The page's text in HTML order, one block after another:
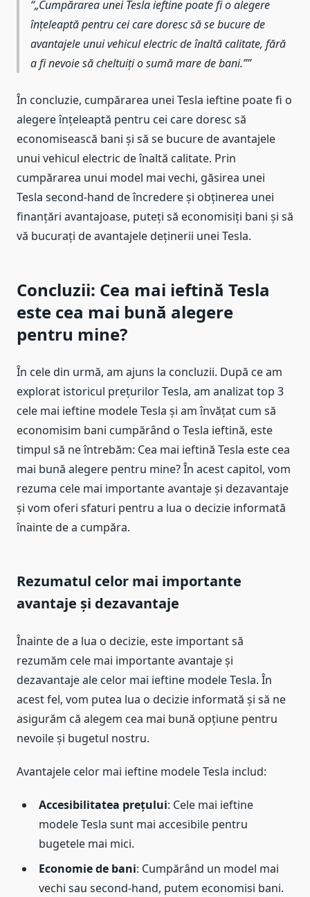
„Cumpărarea unei Tesla ieftine poate fi o alegere
înțeleaptă pentru cei care doresc să se bucure de
avantajele unui vehicul electric de înaltă calitate, fără
a fi nevoie să cheltuiți o sumă mare de bani.”
În concluzie, cumpărarea unei Tesla ieftine poate fi o
alegere înțeleaptă pentru cei care doresc să
economisească bani și să se bucure de avantajele
unui vehicul electric de înaltă calitate. Prin
cumpărarea unui model mai vechi, găsirea unei
Tesla second-hand de încredere și obținerea unei
finanțări avantajoase, puteți să economisiți bani și să
vă bucurați de avantajele deținerii unei Tesla.
Concluzii: Cea mai ieftină Tesla
este cea mai bună alegere
pentru mine?
În cele din urmă, am ajuns la concluzii. După ce am
explorat istoricul prețurilor Tesla, am analizat top 3
cele mai ieftine modele Tesla și am învățat cum să
economisim bani cumpărând o Tesla ieftină, este
timpul să ne întrebăm: Cea mai ieftină Tesla este cea
mai bună alegere pentru mine? În acest capitol, vom
rezuma cele mai importante avantaje și dezavantaje
și vom oferi sfaturi pentru a lua o decizie informată
înainte de a cumpăra.
Rezumatul celor mai importante
avantaje și dezavantaje
Înainte de a lua o decizie, este important să
rezumăm cele mai importante avantaje și
dezavantaje ale celor mai ieftine modele Tesla. În
acest fel, vom putea lua o decizie informată și să ne
asigurăm că alegem cea mai bună opțiune pentru
nevoile și bugetul nostru.
Avantajele celor mai ieftine modele Tesla includ:
Accesibilitatea prețului: Cele mai ieftine
modele Tesla sunt mai accesibile pentru
bugetele mai mici.
Economie de bani: Cumpărând un model mai
vechi sau second-hand, putem economisi bani.